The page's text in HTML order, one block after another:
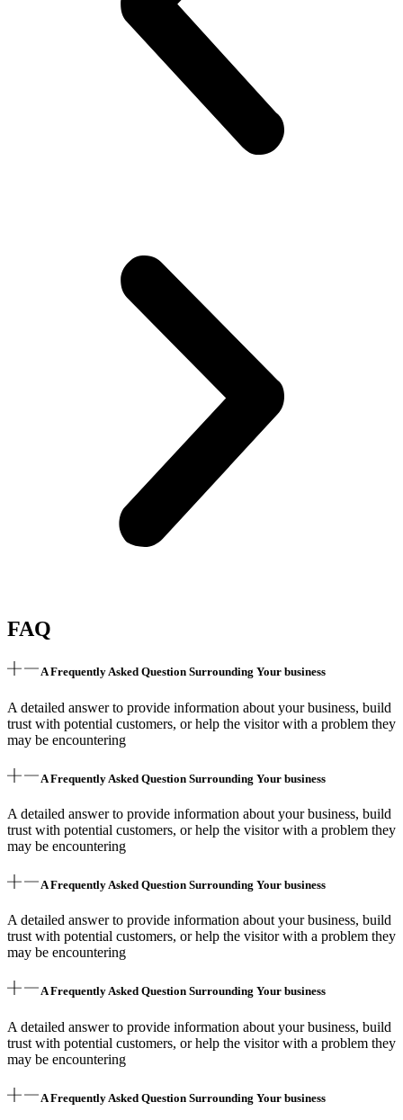
FAQ
A Frequently Asked Question Surrounding Your business
A detailed answer to provide information about your business, build
trust with potential customers, or help the visitor with a problem they
may be encountering
A Frequently Asked Question Surrounding Your business
A detailed answer to provide information about your business, build
trust with potential customers, or help the visitor with a problem they
may be encountering
A Frequently Asked Question Surrounding Your business
A detailed answer to provide information about your business, build
trust with potential customers, or help the visitor with a problem they
may be encountering
A Frequently Asked Question Surrounding Your business
A detailed answer to provide information about your business, build
trust with potential customers, or help the visitor with a problem they
may be encountering
A Frequently Asked Question Surrounding Your business